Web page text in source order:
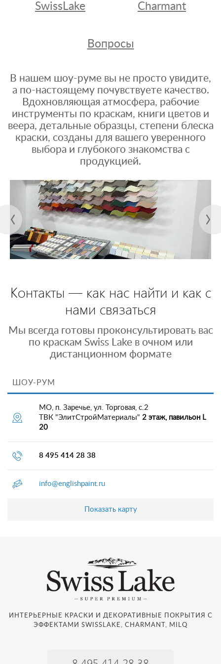
SwissLake Charmant
Вопросы
В нашем шоу-руме вы не просто увидите,
а по-настоящему почувствуете качество.
Вдохновляющая атмосфера, рабочие
инструменты по краскам, книги цветов и
веера, детальные образцы, степени блеска
краски, созданы для вашего уверенного
выбора и глубокого знакомства с
продукцией.
Контакты — как нас найти и как с
нами связаться
Мы всегда готовы проконсультировать вас
по краскам Swiss Lake в очном или
дистанционном формате
ШОУ-РУМ
МО, п. Заречье, ул. Торговая, с.2
ТВК "ЭлитСтройМатериалы" 2 этаж, павильон L
20
8 495 414 28 38
info@englishpaint.ru
Показать карту
ИНТЕРЬЕРНЫЕ КРАСКИ И ДЕКОРАТИВНЫЕ ПОКРЫТИЯ С
ЭФФЕКТАМИ SWISSLAKE, CHARMANT, MILQ